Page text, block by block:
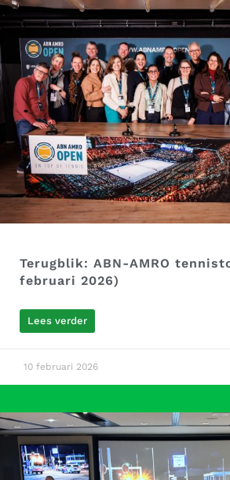
Terugblik: ABN-AMRO
februari 2026)
Lees verder
10 februari 2026